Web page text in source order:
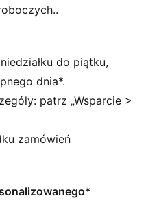
50% z materiałów
dwukierunkowy zamek
na zamek
buty
cm / wys. 25 cm
PUMA
do piątku,
dnia*.
patrz „Wsparcie >
zamówień